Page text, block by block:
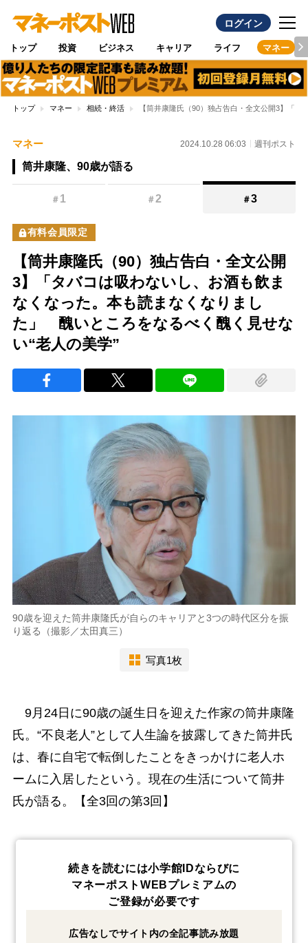
ログイン
トップ 投資 ビジネス キャリア ライフ マネー
トップ マネー 相続・終活 【筒井康隆氏（90）独占告白・全文公開3】「
マネー 2024.10.28 06:03 週刊ポスト
筒井康隆、90歳が語る
＃ 1 ＃2 ＃3
有料会員限定
【筒井康隆氏（90）独占告白・全文公開
3】「タバコは吸わないし、お酒も飲ま
なくなった。本も読まなくなりまし
た」 醜いところをなるべく醜く見せな
い“老人の美学”
90歳を迎えた筒井康隆氏が自らのキャリアと3つの時代区分を振
り返る（撮影／太田真三）
写真1枚
9月24日に90歳の誕生日を迎えた作家の筒井康隆
氏。“不良老人”として人生論を披露してきた筒井氏
は、春に自宅で転倒したことをきっかけに老人ホ
ームに入居したという。現在の生活について筒井
氏が語る。【全3回の第3回】
続きを読むには小学館IDならびに
マネーポストWEBプレミアムの
ご登録が必要です
広告なしでサイト内の全記事読み放題